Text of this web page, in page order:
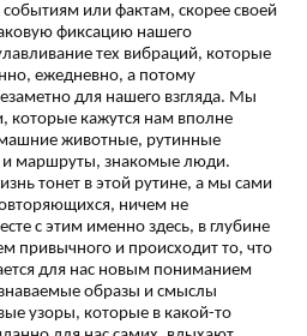
или фактам, скорее своей
фиксацию нашего
тех вибраций, которые
ежедневно, а потому
для нашего взгляда. Мы
которые кажутся нам вполне
животные, рутинные
маршруты, знакомые люди.
тонет в этой рутине, а мы сами
ничем не
с этим именно здесь, в глубине
привычного и происходит то, что
для нас новым пониманием
образы и смыслы
узоры, которые в какой-то